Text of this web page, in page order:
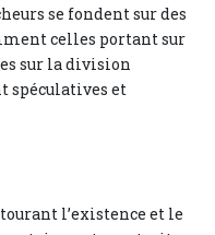
se fondent sur des
celles portant sur
sur la division
spéculatives et
l’existence et le